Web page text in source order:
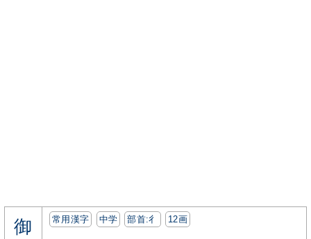
御 常用漢字 中学 部首:⼻ 12画